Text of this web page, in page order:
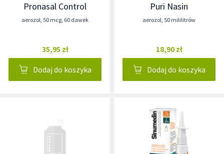
Pronasal Control
aerozol, 50 mcg, 60 dawek
35,95 zł
Dodaj do koszyka
Puri Nasin
aerozol, 50 mililitrów
18,90 zł
Dodaj do koszyka